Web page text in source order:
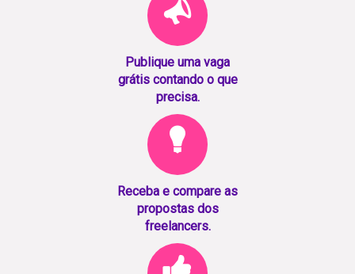
Publique uma vaga
grátis contando o que
precisa.
Receba e compare as
propostas dos
freelancers.